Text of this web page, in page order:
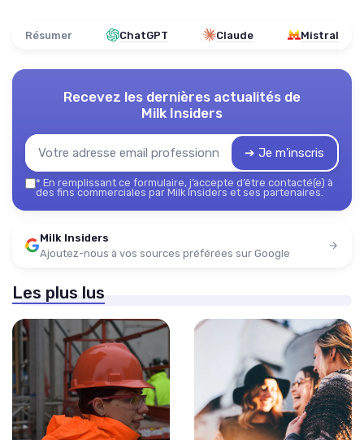
Résumer ChatGPT Claude Mistral
Recevez les dernières actualités de
Milk Insiders
➔ Je m'inscris
* En remplissant ce formulaire, j’accepte d’être contacté(e) à
des fins commerciales par Milk Insiders et ses partenaires.
Milk Insiders
Ajoutez-nous à vos sources préférées sur Google
Les plus lus